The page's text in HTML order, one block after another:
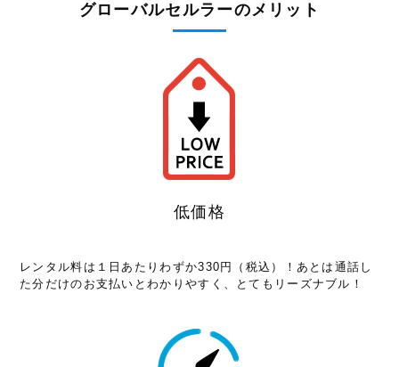
グローバルセルラーのメリット
低価格
レンタル料は１日あたりわずか330円（税込）！あとは通話し
た分だけのお支払いとわかりやすく、とてもリーズナブル！